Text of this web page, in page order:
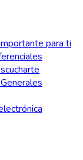
para ti